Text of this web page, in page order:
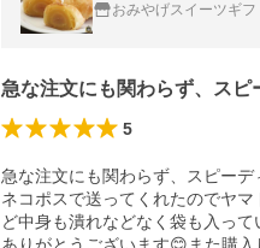
おみやげスイーツギ
急な注文にも関わらず、ス
5
急な注文にも関わらず、スピー
ネコポスで送ってくれたのでヤ
ど中身も潰れなどなく袋も入っ